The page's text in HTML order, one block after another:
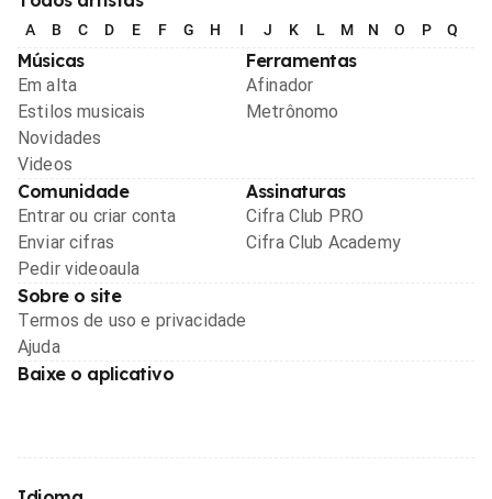
A B C D E F G H I J K L M N O P Q
Músicas
Em alta
Estilos musicais
Novidades
Videos
Ferramentas
Afinador
Metrônomo
Comunidade
Entrar ou criar conta
Enviar cifras
Pedir videoaula
Assinaturas
Cifra Club PRO
Cifra Club Academy
Sobre o site
Termos de uso e privacidade
Ajuda
Baixe o aplicativo